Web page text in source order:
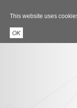
This website uses